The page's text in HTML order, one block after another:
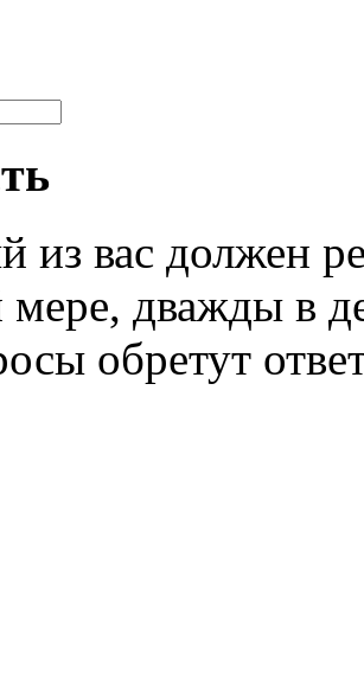
из вас должен
мере, дважды в
обретут